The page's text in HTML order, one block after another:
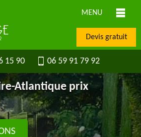
MENU
Devis gratuit
15 90 06 59 91 79 92
Atlantique prix